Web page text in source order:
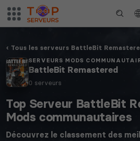
Tous les serveurs BattleBit
SERVEURS MODS
BattleBit Remastered
0 serveurs
Top Serveur BattleBit
Mods communautaires
Découvrez le classement des